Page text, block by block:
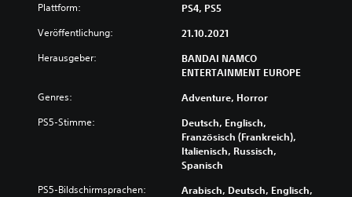
Plattform: PS4, PS5
Veröffentlichung: 21.10.2021
Herausgeber:
BANDAI NAMCO
ENTERTAINMENT EUROPE
Genres: Adventure, Horror
PS5-Stimme:
Deutsch, Englisch,
Französisch (Frankreich),
Italienisch, Russisch,
Spanisch
PS5-Bildschirmsprachen:
Arabisch, Deutsch, Englisch,